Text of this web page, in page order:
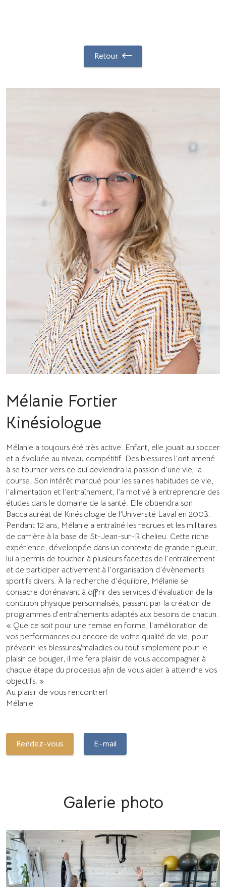
Retour
Mélanie Fortier
Kinésiologue
Mélanie a toujours été très active. Enfant, elle jouait au soccer
et a évoluée au niveau compétitif. Des blessures l’ont amené
à se tourner vers ce qui deviendra la passion d’une vie; la
course. Son intérêt marqué pour les saines habitudes de vie,
l’alimentation et l’entraînement, l’a motivé à entreprendre des
études dans le domaine de la santé. Elle obtiendra son
Baccalauréat de Kinésiologie de l’Université Laval en 2003.
Pendant 12 ans, Mélanie a entraîné les recrues et les militaires
de carrière à la base de St-Jean-sur-Richelieu. Cette riche
expérience, développée dans un contexte de grande rigueur,
lui a permis de toucher à plusieurs facettes de l’entraînement
et de participer activement à l’organisation d’évènements
sportifs divers. À la recherche d’équilibre, Mélanie se
consacre dorénavant à offrir des services d'évaluation de la
condition physique personnalisés, passant par la création de
programmes d'entraînements adaptés aux besoins de chacun.
« Que ce soit pour une remise en forme, l'amélioration de
vos performances ou encore de votre qualité de vie, pour
prévenir les blessures/maladies ou tout simplement pour le
plaisir de bouger, il me fera plaisir de vous accompagner à
chaque étape du processus afin de vous aider à atteindre vos
objectifs. »
Au plaisir de vous rencontrer!
Mélanie
Rendez-vous E-mail
Galerie photo